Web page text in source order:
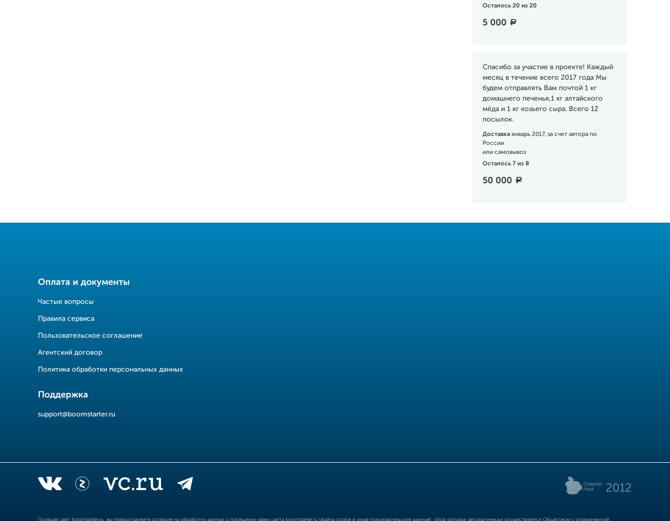
Осталось 20 из 20
5 000 a
Спасибо за участие в проекте! Каждый
месяц в течение всего 2017 года Мы
будем отправлять Вам почтой 1 кг
домашнего печенья,1 кг алтайского
мёда и 1 кг козьего сыра. Всего 12
посылок.
Доставка январь 2017, за счет автора по
России
или самовывоз
Осталось 7 из 8
50 000 a
Оплата и документы
Частые вопросы
Правила сервиса
Пользовательское соглашение
Агентский договор
Политика обработки персональных данных
Поддержка
support@boomstarter.ru
Посещая сайт boomstarter.ru , вы предоставляете согласие на обработку данных о посещении вами сайта boomstarter.ru (файлы cookie и иные пользовательские данные), сбор которых автоматически осуществляется Обществом с ограниченной